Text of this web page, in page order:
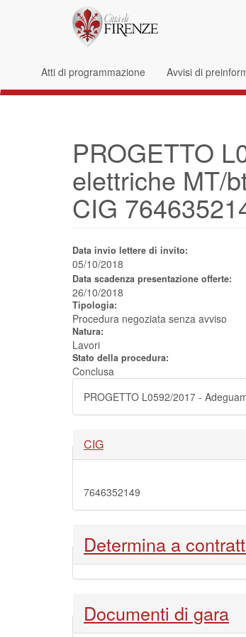
Salta al contenuto principale
Atti di programmazione Avvisi di
Form di ricerca
PROGETTO
elettriche MT/
CIG
Data invio lettere di invito:
05/10/2018
Data scadenza presentazione offerte:
26/10/2018
Tipologia:
Procedura negoziata senza avviso
Natura:
Lavori
Stato della procedura:
Conclusa
PROGETTO L0592/2017 -
Nascondi
CIG
7646352149
Nascondi
Determina a
Nascondi
Documenti di gara